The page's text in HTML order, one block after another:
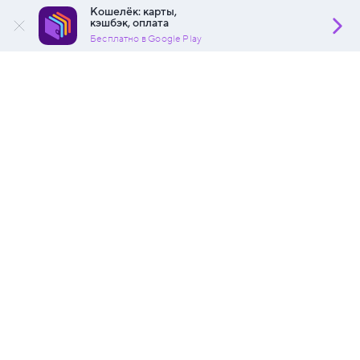
Кошелёк: карты,
кэшбэк, оплата
Бесплатно в Google Play